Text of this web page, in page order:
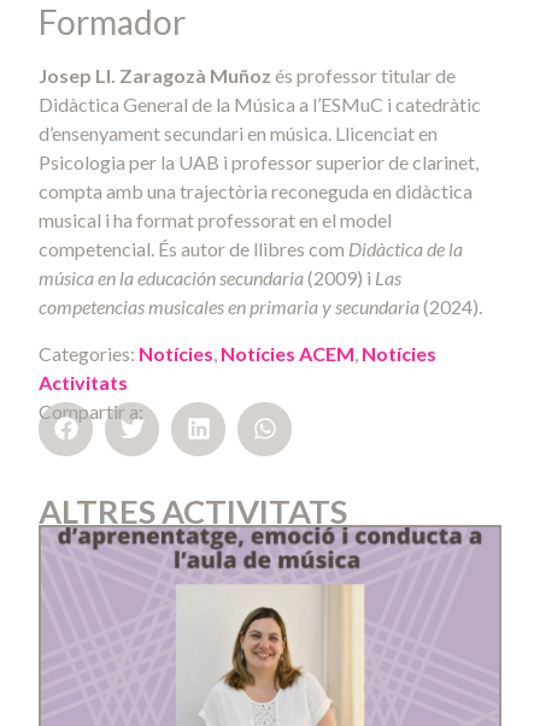
Formador
Josep Ll. Zaragozà Muñoz és professor titular de
Didàctica General de la Música a l’ESMuC i catedràtic
d’ensenyament secundari en música. Llicenciat en
Psicologia per la UAB i professor superior de clarinet,
compta amb una trajectòria reconeguda en didàctica
musical i ha format professorat en el model
competencial. És autor de llibres com Didàctica de la
música en la educación secundaria(2009) i Las
competencias musicales en primaria y secundaria(2024).
Categories: Notícies Notícies ACEM Notícies
Activitats
Compartir a:
ALTRES ACTIVITATS